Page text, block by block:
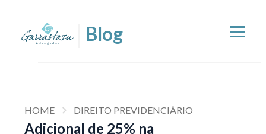
HOME DIREITO PREVIDENCIÁRIO
Adicional de 25% na